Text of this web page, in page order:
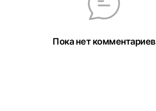
Пока нет комментариев